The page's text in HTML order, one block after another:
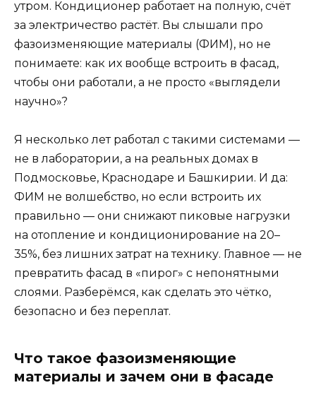
утром. Кондиционер работает на полную, счёт
за электричество растёт. Вы слышали про
фазоизменяющие материалы (ФИМ), но не
понимаете: как их вообще встроить в фасад,
чтобы они работали, а не просто «выглядели
научно»?
Я несколько лет работал с такими системами —
не в лаборатории, а на реальных домах в
Подмосковье, Краснодаре и Башкирии. И да:
ФИМ не волшебство, но если встроить их
правильно — они снижают пиковые нагрузки
на отопление и кондиционирование на 20–
35%, без лишних затрат на технику. Главное — не
превратить фасад в «пирог» с непонятными
слоями. Разберёмся, как сделать это чётко,
безопасно и без переплат.
Что такое фазоизменяющие
материалы и зачем они в фасаде